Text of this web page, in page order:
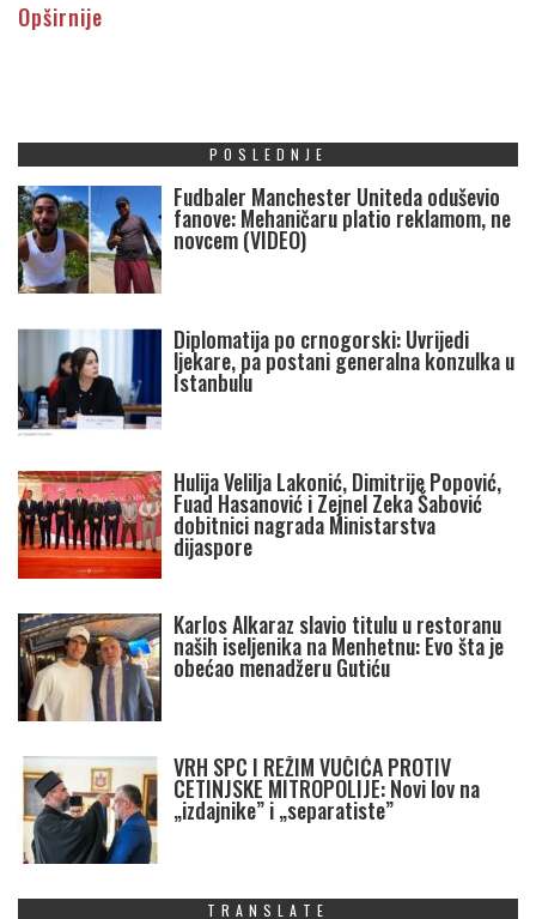
Opširnije
POSLEDNJE
Fudbaler Manchester Uniteda oduševio
fanove: Mehaničaru platio reklamom, ne
novcem (VIDEO)
Diplomatija po crnogorski: Uvrijedi
ljekare, pa postani generalna konzulka u
Istanbulu
Hulija Velilja Lakonić, Dimitrije Popović,
Fuad Hasanović i Zejnel Zeka Šabović
dobitnici nagrada Ministarstva
dijaspore
Karlos Alkaraz slavio titulu u restoranu
naših iseljenika na Menhetnu: Evo šta je
obećao menadžeru Gutiću
VRH SPC I REŽIM VUČIĆA PROTIV
CETINJSKE MITROPOLIJE: Novi lov na
„izdajnike” i „separatiste”
TRANSLATE